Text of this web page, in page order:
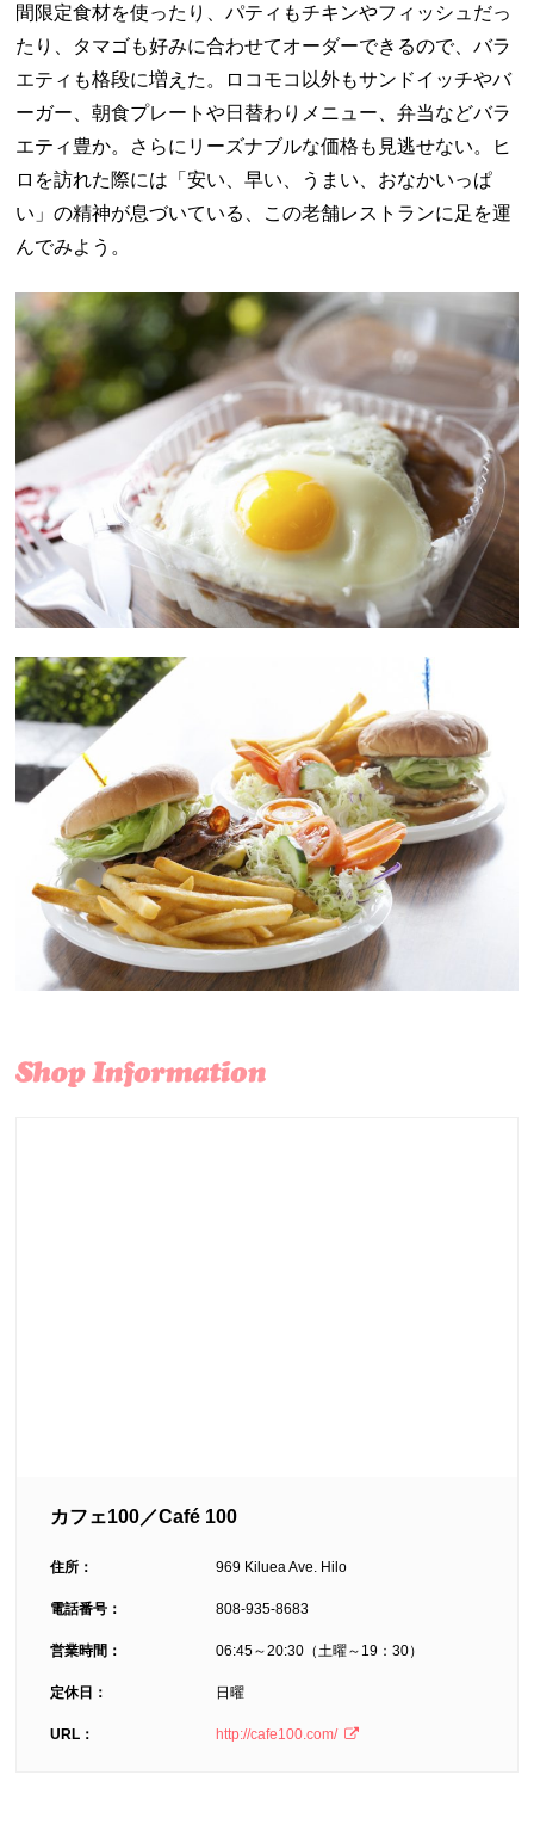
間限定食材を使ったり、パティもチキンやフィッシュだっ
たり、タマゴも好みに合わせてオーダーできるので、バラ
エティも格段に増えた。ロコモコ以外もサンドイッチやバ
ーガー、朝食プレートや日替わりメニュー、弁当などバラ
エティ豊か。さらにリーズナブルな価格も見逃せない。ヒ
ロを訪れた際には「安い、早い、うまい、おなかいっぱ
い」の精神が息づいている、この老舗レストランに足を運
んでみよう。
カフェ100／Café 100
住所： 969 Kiluea Ave. Hilo
電話番号： 808-935-8683
営業時間： 06:45～20:30（土曜～19：30）
定休日： 日曜
URL： http://cafe100.com/